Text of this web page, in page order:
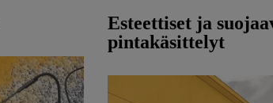
Esteettiset ja
pintakäsittelyt